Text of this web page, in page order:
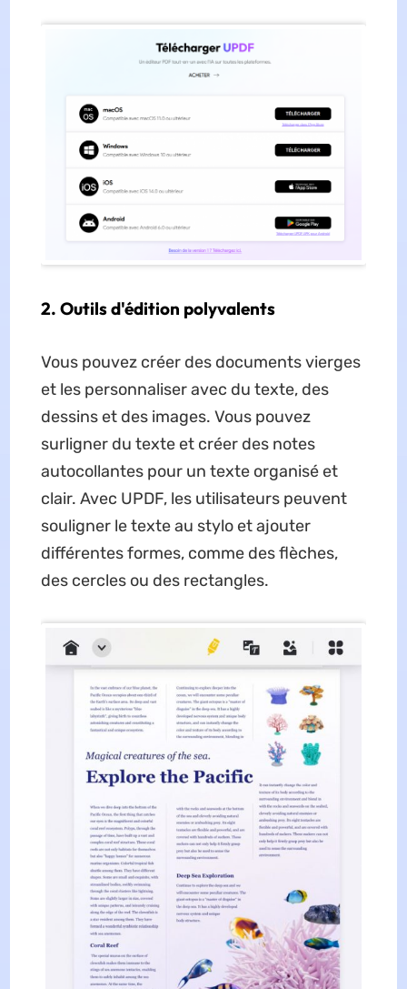
2. Outils d'édition polyvalents
Vous pouvez créer des documents vierges
et les personnaliser avec du texte, des
dessins et des images. Vous pouvez
surligner du texte et créer des notes
autocollantes pour un texte organisé et
clair. Avec UPDF, les utilisateurs peuvent
souligner le texte au stylo et ajouter
différentes formes, comme des flèches,
des cercles ou des rectangles.